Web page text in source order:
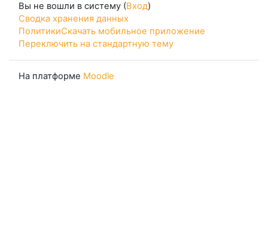
Вы не вошли в систему (Вход)
Сводка хранения данных
ПолитикиСкачать мобильное приложение
Переключить на стандартную тему
На платформе Moodle